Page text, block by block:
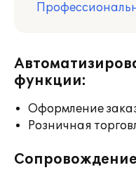
функции:
Оформление
Розничная